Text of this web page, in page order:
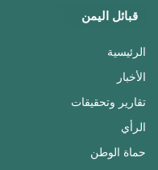
قبائل اليمن
الرئيسية
الأخبار
تقارير وتحقيقات
الرأي
حماة الوطن